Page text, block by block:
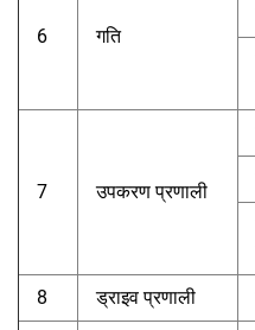
6 गति
7 उपकरण प्रणाली
8 ड्राइव प्रणाली